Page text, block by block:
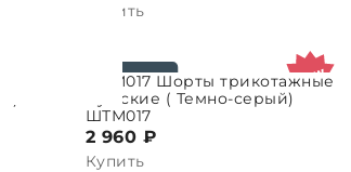
Купить
ВЫБРАТЬ ПАРАМЕТРЫШТМ017 Шорты трикотажные
мужские ( Темно-серый)
ШТМ017
2 960 ₽
Купить